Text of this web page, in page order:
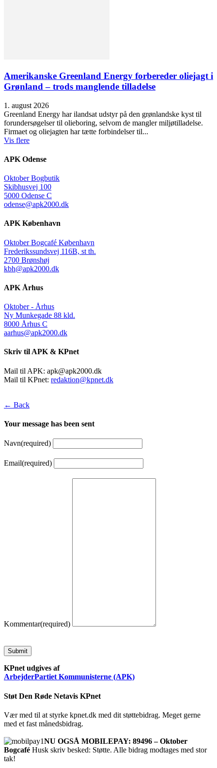
Amerikanske Greenland Energy forbereder oliejagt i
Grønland – trods manglende tilladelse
1. august 2026
Greenland Energy har ilandsat udstyr på den grønlandske kyst til
forundersøgelser til olieboring, selvom de mangler miljøtilladelse.
Firmaet og oliejagten har tætte forbindelser til...
Vis flere
APK Odense
Oktober Bogbutik
Skibhusvej 100
5000 Odense C
odense@apk2000.dk
APK København
Oktober Bogcafé København
Frederikssundsvej 116B, st th.
2700 Brønshøj
kbh@apk2000.dk
APK Århus
Oktober - Århus
Ny Munkegade 88 kld.
8000 Århus C
aarhus@apk2000.dk
Skriv til APK & KPnet
Mail til APK: apk@apk2000.dk
Mail til KPnet: redaktion@kpnet.dk
← Back
Your message has been sent
Navn(required)
Email(required)
Kommentar(required)
Submit
KPnet udgives af
ArbejderPartiet Kommunisterne (APK)
Støt Den Røde Netavis KPnet
Vær med til at styrke kpnet.dk med dit støttebidrag. Meget gerne
med et fast månedsbidrag.
NU OGSÅ MOBILEPAY: 89496 – Oktober
Bogcafé Husk skriv besked: Støtte. Alle bidrag modtages med stor
tak!